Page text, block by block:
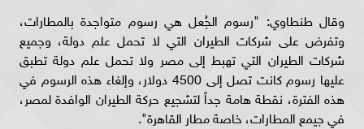
وقال طنطاوي: "رسوم الجُعل هي رسوم متواجدة بالمطارات،
وتفرض على شركات الطيران التي لا تحمل علم دولة، وجميع
شركات الطيران التي تهبط إلى مصر ولا تحمل علم دولة تطبق
عليها رسوم كانت تصل إلى 4500 دولار، وإلغاء هذه الرسوم في
هذه الفترة، نقطة هامة جداً لتشجيع حركة الطيران الوافدة لمصر،
في جيمع المطارات، خاصة مطار القاهرة".